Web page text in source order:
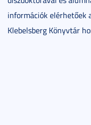
információk elérhetőek
Klebelsberg Könyvtár